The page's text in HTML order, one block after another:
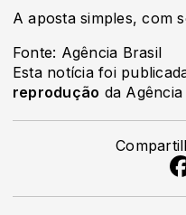
A aposta simples, com
Fonte: Agência Brasil
Esta notícia foi
reprodução da Agência